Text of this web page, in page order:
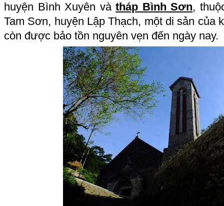
huyện Bình Xuyên vàtháp Bình Sơn,
Tam Sơn, huyện Lập Thạch, một di sản của
còn được bảo tồn nguyên vẹn đến ngày nay.